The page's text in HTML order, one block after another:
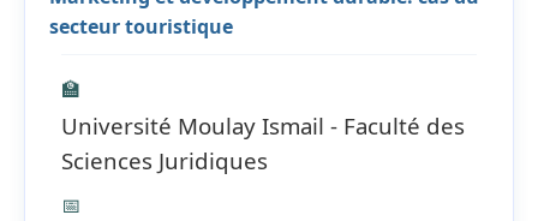
secteur touristique
🏫
Université Moulay Ismail - Faculté des
Sciences Juridiques
📅